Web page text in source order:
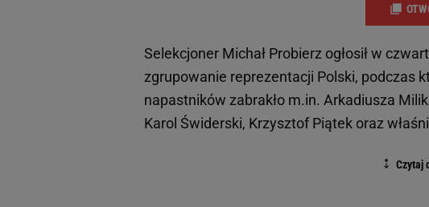
Selekcjoner Michał Probierz ogłosił w
zgrupowanie reprezentacji Polski, podczas
napastników zabrakło m.in. Arkadiusza
Karol Świderski, Krzysztof Piątek oraz